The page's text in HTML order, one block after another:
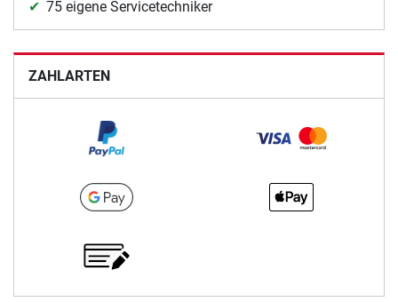
75 eigene Servicetechniker
ZAHLARTEN